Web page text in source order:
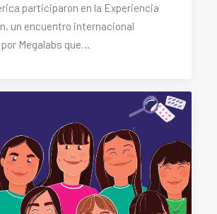
participaron en la Experiencia
un encuentro internacional
Megalabs que…